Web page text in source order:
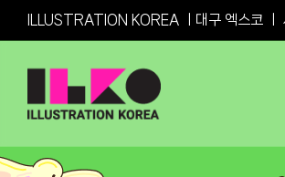
ILLUSTRATION KOREA ㅣ 대구 엑스코